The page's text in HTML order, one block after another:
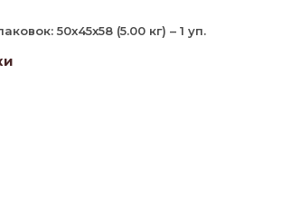
50x45x58 (5.00 кг) – 1 уп.